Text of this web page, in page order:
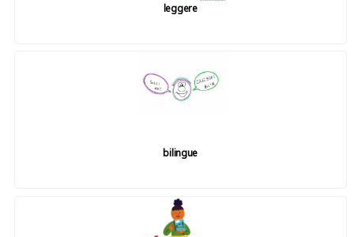
leggere
bilingue